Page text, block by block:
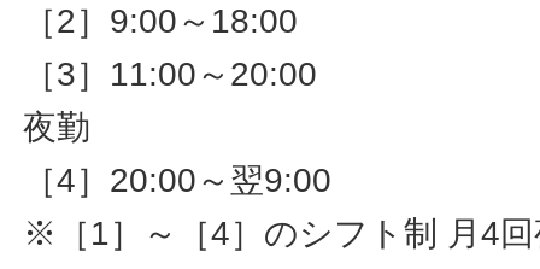
［2］9:00～18:00
［3］11:00～20:00
夜勤
［4］20:00～翌9:00
※［1］～［4］のシフト制 月4